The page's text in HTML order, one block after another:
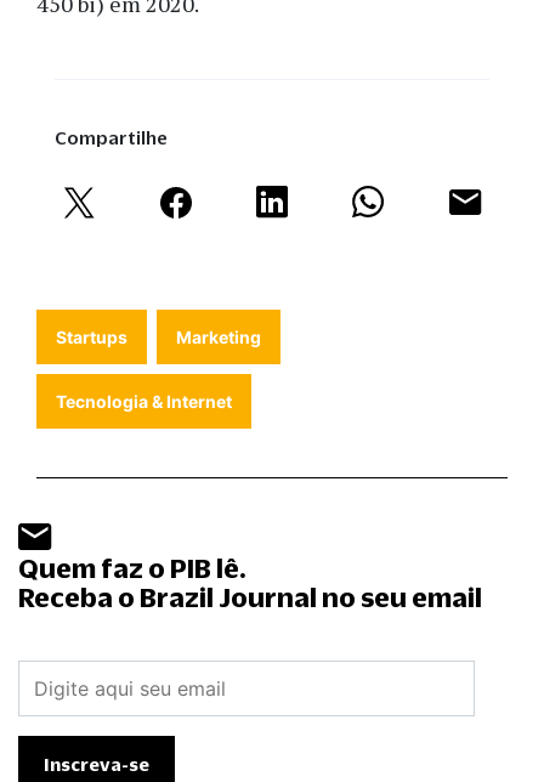
Compartilhe
Startups Marketing
Tecnologia & Internet
Quem faz o PIB lê.
Receba o Brazil Journal no seu email